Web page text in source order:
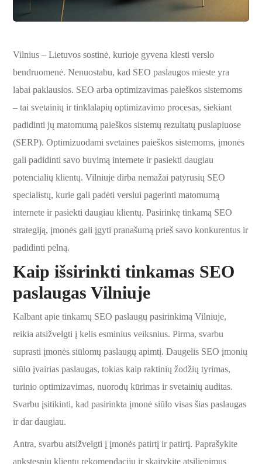
Vilnius – Lietuvos sostinė, kurioje gyvena klesti verslo
bendruomenė. Nenuostabu, kad SEO paslaugos mieste yra
labai paklausios. SEO arba optimizavimas paieškos sistemoms
– tai svetainių ir tinklalapių optimizavimo procesas, siekiant
padidinti jų matomumą paieškos sistemų rezultatų puslapiuose
(SERP). Optimizuodami svetaines paieškos sistemoms, įmonės
gali padidinti savo buvimą internete ir pasiekti daugiau
potencialių klientų. Vilniuje dirba nemažai patyrusių SEO
specialistų, kurie gali padėti verslui pagerinti matomumą
internete ir pasiekti daugiau klientų. Pasirinkę tinkamą SEO
strategiją, įmonės gali įgyti pranašumą prieš savo konkurentus ir
padidinti pelną.
Kaip išsirinkti tinkamas SEO
paslaugas Vilniuje
Kalbant apie tinkamų SEO paslaugų pasirinkimą Vilniuje,
reikia atsižvelgti į kelis esminius veiksnius. Pirma, svarbu
suprasti įmonės siūlomų paslaugų apimtį. Daugelis SEO įmonių
siūlo įvairias paslaugas, tokias kaip raktinių žodžių tyrimas,
turinio optimizavimas, nuorodų kūrimas ir svetainių auditas.
Svarbu įsitikinti, kad pasirinkta įmonė siūlo visas šias paslaugas
ir dar daugiau.
Antra, svarbu atsižvelgti į įmonės patirtį ir patirtį. Paprašykite
ankstesnių klientų rekomendacijų ir skaitykite atsiliepimus